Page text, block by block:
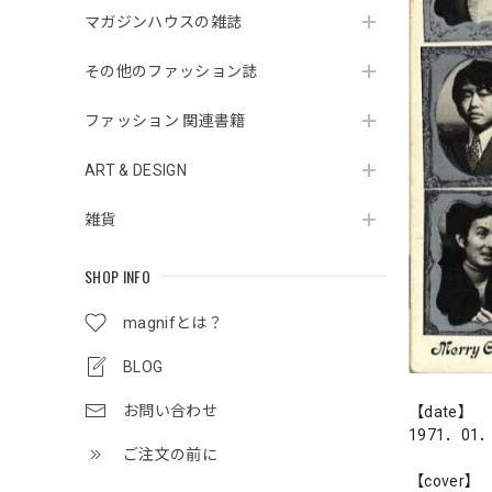
マガジンハウスの雑誌
その他のファッション誌
ファッション 関連書籍
ART & DESIGN
雑貨
SHOP INFO
magnifとは？
BLOG
お問い合わせ
ご注文の前に
【date】
1971．01
【cover】